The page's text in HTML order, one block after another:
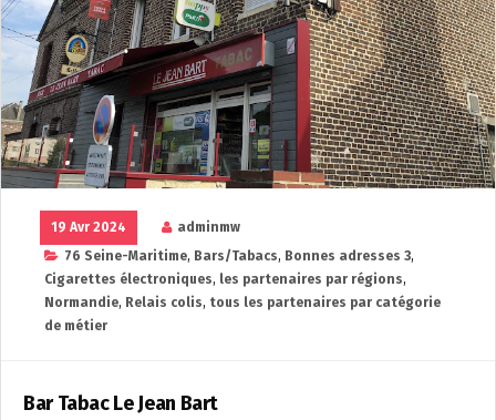
19 Avr 2024
adminmw
76 Seine-Maritime, Bars/Tabacs, Bonnes adresses 3,
Cigarettes électroniques, les partenaires par régions,
Normandie, Relais colis, tous les partenaires par catégorie
de métier
Bar Tabac Le Jean Bart